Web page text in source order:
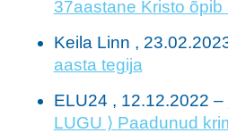
37aastane Kristo
Keila Linn ,
aasta tegija
ELU24 , 12.12.2022 –
LUGU ⟩ Paadunud